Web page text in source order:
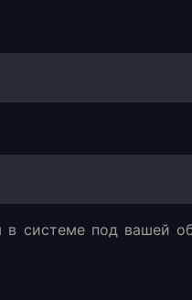
в системе под вашей